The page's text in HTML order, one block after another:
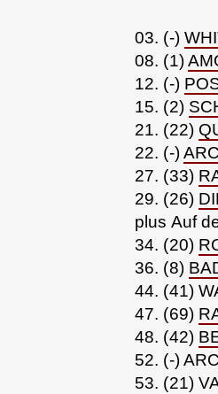
03. (-)
08. (1)
12. (-)
15. (2)
21. (22)
22. (-)
27. (33)
29. (26)
plus Auf
34. (20)
36. (8)
44. (41)
47. (69)
48. (42)
52. (-)
53. (21)